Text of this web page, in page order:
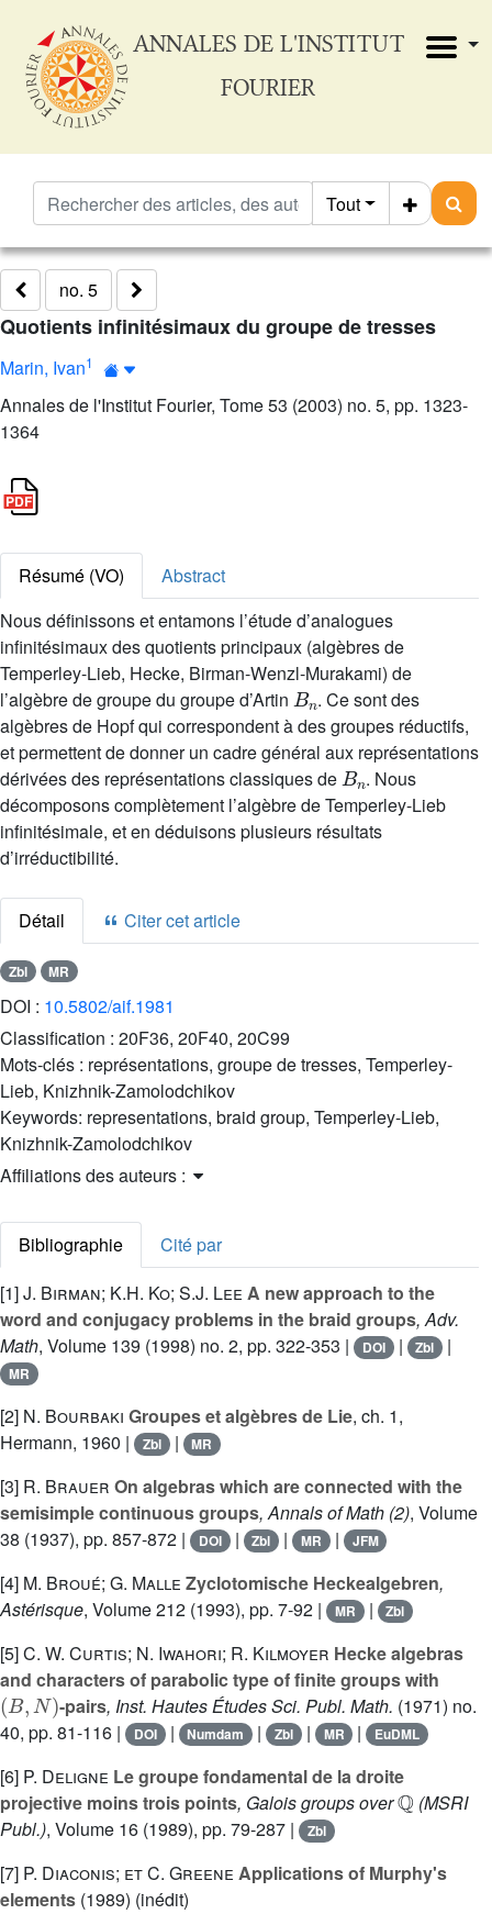
ANNALES DE L'INSTITUT
FOURIER
Tout
no. 5
Quotients infinitésimaux du groupe de tresses
Marin, Ivan1
Annales de l'Institut Fourier, Tome 53 (2003) no. 5, pp. 1323-
1364
Résumé (VO)
Abstract
Nous définissons et entamons l’étude d’analogues
infinitésimaux des quotients principaux (algèbres de
Temperley-Lieb, Hecke, Birman-Wenzl-Murakami) de
l’algèbre de groupe du groupe d’Artin
Bn
. Ce sont des
algèbres de Hopf qui correspondent à des groupes réductifs,
et permettent de donner un cadre général aux représentations
dérivées des représentations classiques de
Bn
. Nous
décomposons complètement l’algèbre de Temperley-Lieb
infinitésimale, et en déduisons plusieurs résultats
d’irréductibilité.
Détail Citer cet article
Zbl MR
DOI : 10.5802/aif.1981
Classification : 20F36, 20F40, 20C99
Mots-clés : représentations, groupe de tresses, Temperley-
Lieb, Knizhnik-Zamolodchikov
Keywords: representations, braid group, Temperley-Lieb,
Knizhnik-Zamolodchikov
Affiliations des auteurs :
Bibliographie
Cité par
[1]J. Birman; K.H. Ko; S.J. Lee A new approach to the
word and conjugacy problems in the braid groups, Adv.
Math, Volume 139 (1998) no. 2, pp. 322-353 | DOI | Zbl |
MR
[2] N. Bourbaki Groupes et algèbres de Lie, ch. 1,
Hermann, 1960 |
Zbl | MR
[3] R. Brauer On algebras which are connected with the
semisimple continuous groups, Annals of Math (2), Volume
38 (1937), pp. 857-872 | DOI | Zbl | MR | JFM
[4] M. Broué; G. Malle Zyclotomische Heckealgebren,
Astérisque, Volume 212 (1993), pp. 7-92 | MR | Zbl
[5]C. W. Curtis; N. Iwahori; R. Kilmoyer Hecke algebras
and characters of parabolic type of finite groups with
(B,N)
-pairs, Inst. Hautes Études Sci. Publ. Math. (1971) no.
40, pp. 81-116 |
DOI | Numdam | Zbl | MR | EuDML
[6] P. Deligne Le groupe fondamental de la droite
projective moins trois points, Galois groups over
ℚ
(MSRI
Publ.), Volume 16 (1989), pp. 79-287 | Zbl
[7] P. Diaconis; et C. Greene Applications of Murphy's
elements (1989) (inédit)